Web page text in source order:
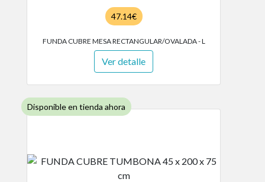
47.14€
FUNDA CUBRE MESA RECTANGULAR/OVALADA - L
Ver detalle
Disponible en tienda ahora